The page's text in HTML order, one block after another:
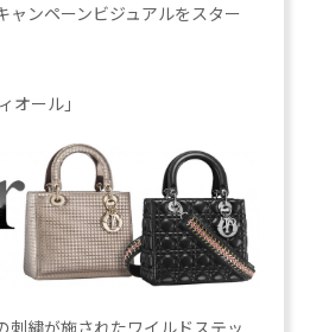
ャンペーンビジュアルをスター
オール」